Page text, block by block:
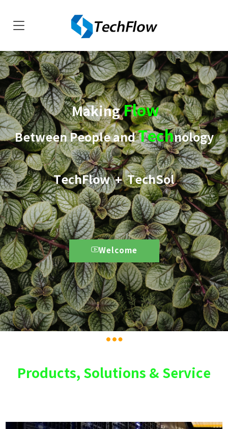
MakingFlow
Between People andTechnology
TechFlow + TechSol
Welcome
Products, Solutions & Service